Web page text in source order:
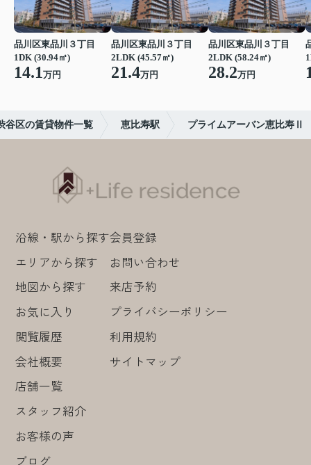
品川区東品川３丁目
1DK (30.94㎡)
14.1万円
品川区東品川３丁目
2LDK (45.57㎡)
21.4万円
品川区東品川３丁目
2LDK (58.24㎡)
28.2万円
谷区の賃貸物件一覧 恵比寿駅 プライムアーバン恵比寿Ⅱ
沿線・駅から探す
エリアから探す
地図から探す
お気に入り
閲覧履歴
会社概要
店舗一覧
スタッフ紹介
お客様の声
ブログ
会員登録
お問い合わせ
来店予約
プライバシーポリシー
利用規約
サイトマップ